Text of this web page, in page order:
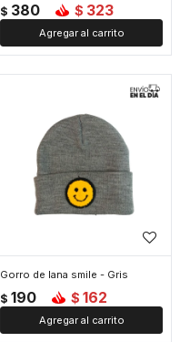
$ 380 $ 323
Gorro de lana smile - Gris
$ 190 $ 162